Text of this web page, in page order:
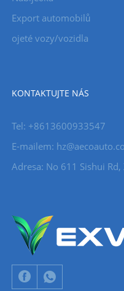
Export automobilů
ojeté vozy/vozidla
KONTAKTUJTE NÁS
Tel: +8613600933547
E-mailem:
Adresa: No 611 Sishui